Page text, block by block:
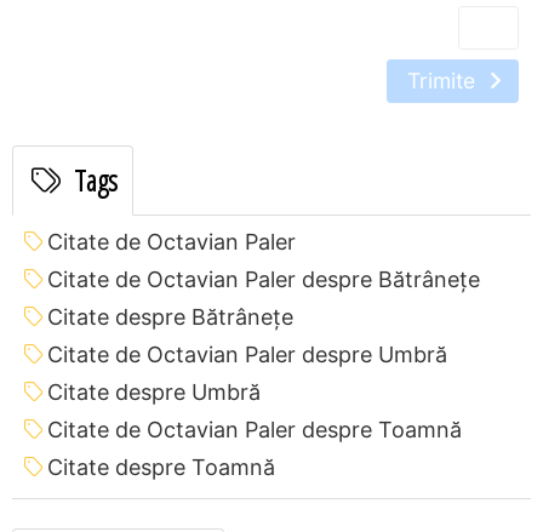
Trimite
Tags
Citate de Octavian Paler
Citate de Octavian Paler despre Bătrânețe
Citate despre Bătrânețe
Citate de Octavian Paler despre Umbră
Citate despre Umbră
Citate de Octavian Paler despre Toamnă
Citate despre Toamnă